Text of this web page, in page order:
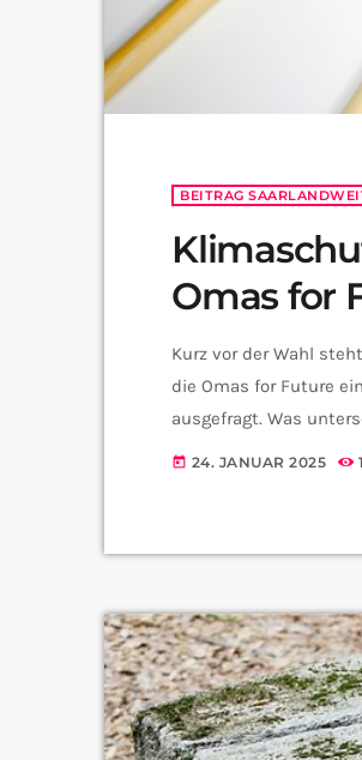
BEITRAG
Omas for
Kurz vor der Wahl
die Omas for Future
ausgefragt. Was
Schröter? Die Omas
today 24. JANUAR 2025